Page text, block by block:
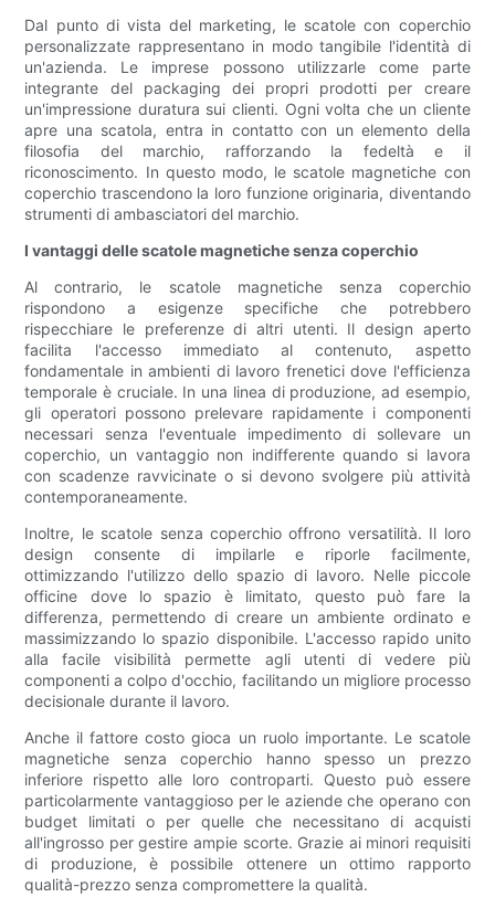
Dal punto di vista del marketing, le scatole con coperchio
personalizzate rappresentano in modo tangibile l'identità di
un'azienda. Le imprese possono utilizzarle come parte
integrante del packaging dei propri prodotti per creare
un'impressione duratura sui clienti. Ogni volta che un cliente
apre una scatola, entra in contatto con un elemento della
filosofia del marchio, rafforzando la fedeltà e il
riconoscimento. In questo modo, le scatole magnetiche con
coperchio trascendono la loro funzione originaria, diventando
strumenti di ambasciatori del marchio.
I vantaggi delle scatole magnetiche senza coperchio
Al contrario, le scatole magnetiche senza coperchio
rispondono a esigenze specifiche che potrebbero
rispecchiare le preferenze di altri utenti. Il design aperto
facilita l'accesso immediato al contenuto, aspetto
fondamentale in ambienti di lavoro frenetici dove l'efficienza
temporale è cruciale. In una linea di produzione, ad esempio,
gli operatori possono prelevare rapidamente i componenti
necessari senza l'eventuale impedimento di sollevare un
coperchio, un vantaggio non indifferente quando si lavora
con scadenze ravvicinate o si devono svolgere più attività
contemporaneamente.
Inoltre, le scatole senza coperchio offrono versatilità. Il loro
design consente di impilarle e riporle facilmente,
ottimizzando l'utilizzo dello spazio di lavoro. Nelle piccole
officine dove lo spazio è limitato, questo può fare la
differenza, permettendo di creare un ambiente ordinato e
massimizzando lo spazio disponibile. L'accesso rapido unito
alla facile visibilità permette agli utenti di vedere più
componenti a colpo d'occhio, facilitando un migliore processo
decisionale durante il lavoro.
Anche il fattore costo gioca un ruolo importante. Le scatole
magnetiche senza coperchio hanno spesso un prezzo
inferiore rispetto alle loro controparti. Questo può essere
particolarmente vantaggioso per le aziende che operano con
budget limitati o per quelle che necessitano di acquisti
all'ingrosso per gestire ampie scorte. Grazie ai minori requisiti
di produzione, è possibile ottenere un ottimo rapporto
qualità-prezzo senza compromettere la qualità.